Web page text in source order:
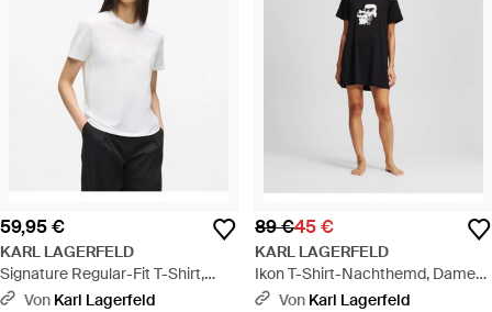
59,95 €
KARL LAGERFELD
Signature Regular-Fit T-Shirt,
Damen, Größe - Weiß
Von Karl Lagerfeld
89 €45 €
KARL LAGERFELD
Ikon T-Shirt-Nachthemd, Damen,
Größe - Schwarz
Von Karl Lagerfeld